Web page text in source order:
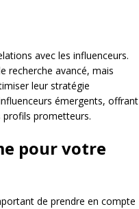
avec les influenceurs.
recherche avancé, mais
leur stratégie
émergents, offrant
profils prometteurs.
pour votre
de prendre en compte